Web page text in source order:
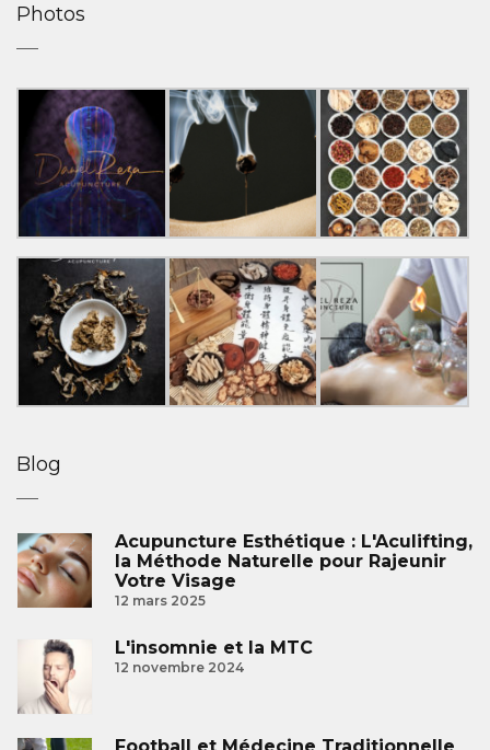
Photos
Blog
Acupuncture Esthétique : L'Aculifting,
la Méthode Naturelle pour Rajeunir
Votre Visage
12 mars 2025
L'insomnie et la MTC
12 novembre 2024
Football et Médecine Traditionnelle